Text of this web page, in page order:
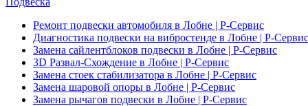
Ремонт подвески автомобиля в Лобне | Р-Сервис
Диагностика подвески на вибростенде в Лобне | Р-Сервис
Замена сайлентблоков подвески в Лобне | Р-Сервис
3D Развал-Схождение в Лобне | Р-Сервис
Замена стоек стабилизатора в Лобне | Р-Сервис
Замена шаровой опоры в Лобне | Р-Сервис
Замена рычагов подвески в Лобне | Р-Сервис